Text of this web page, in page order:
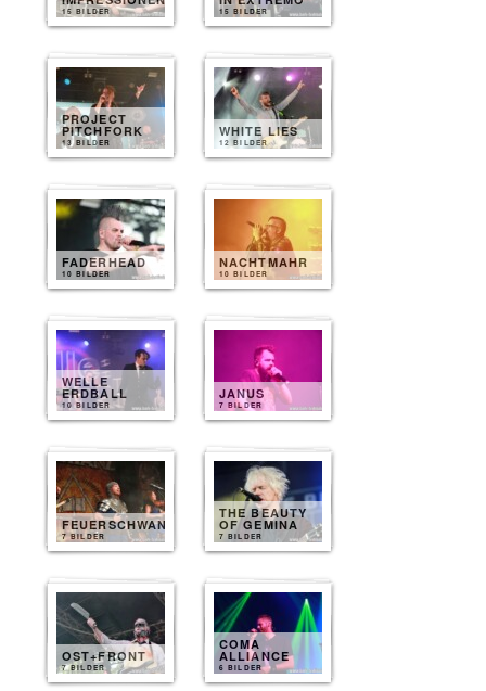
15 BILDER 15 BILDER
PROJECT
PITCHFORK
13 BILDER
WHITE LIES
12 BILDER
FADERHEAD
10 BILDER
NACHTMAHR
10 BILDER
WELLE
ERDBALL
10 BILDER
JANUS
7 BILDER
FEUERSCHWANZ
7 BILDER
THE BEAUTY
OF GEMINA
7 BILDER
OST+FRONT
7 BILDER
COMA
ALLIANCE
6 BILDER